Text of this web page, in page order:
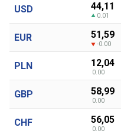
USD 44,11
0.01
EUR 51,59
-0.00
PLN 12,04
0.00
GBP 58,99
0.00
CHF 56,05
0.00